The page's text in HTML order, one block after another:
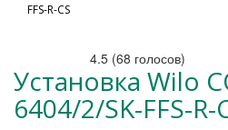
FFS-R-CS
4.5 (68 голосов)
Установка Wilo
6404/2/SK-FFS-R-